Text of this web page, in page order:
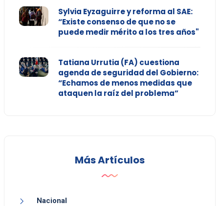
Sylvia Eyzaguirre y reforma al SAE:
“Existe consenso de que no se
puede medir mérito a los tres años"
Tatiana Urrutia (FA) cuestiona
agenda de seguridad del Gobierno:
“Echamos de menos medidas que
ataquen la raíz del problema”
Más Artículos
Nacional